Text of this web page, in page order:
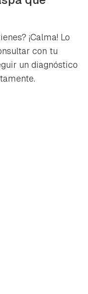
¡Calma! Lo
con tu
un diagnóstico